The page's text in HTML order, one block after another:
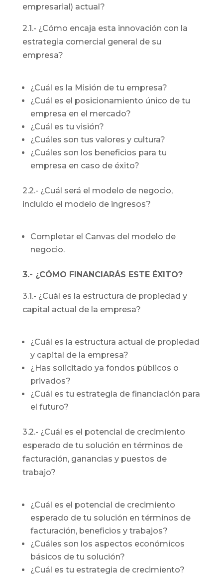
empresarial) actual?
2.1.- ¿Cómo encaja esta innovación con la
estrategia comercial general de su
empresa?
¿Cuál es la Misión de tu empresa?
¿Cuál es el posicionamiento único de tu
empresa en el mercado?
¿Cuál es tu visión?
¿Cuáles son tus valores y cultura?
¿Cuáles son los beneficios para tu
empresa en caso de éxito?
2.2.- ¿Cuál será el modelo de negocio,
incluido el modelo de ingresos?
Completar el Canvas del modelo de
negocio.
3.- ¿CÓMO FINANCIARÁS ESTE ÉXITO?
3.1.- ¿Cuál es la estructura de propiedad y
capital actual de la empresa?
¿Cuál es la estructura actual de propiedad
y capital de la empresa?
¿Has solicitado ya fondos públicos o
privados?
¿Cuál es tu estrategia de financiación para
el futuro?
3.2.- ¿Cuál es el potencial de crecimiento
esperado de tu solución en términos de
facturación, ganancias y puestos de
trabajo?
¿Cuál es el potencial de crecimiento
esperado de tu solución en términos de
facturación, beneficios y trabajos?
¿Cuáles son los aspectos económicos
básicos de tu solución?
¿Cuál es tu estrategia de crecimiento?